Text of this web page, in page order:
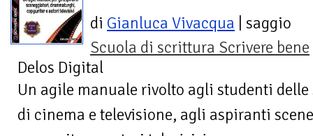
di Gianluca Vivacqua | saggio
Scuola di scrittura Scrivere bene
Delos Digital
Un agile manuale rivolto agli studenti
di cinema e televisione, agli aspiranti